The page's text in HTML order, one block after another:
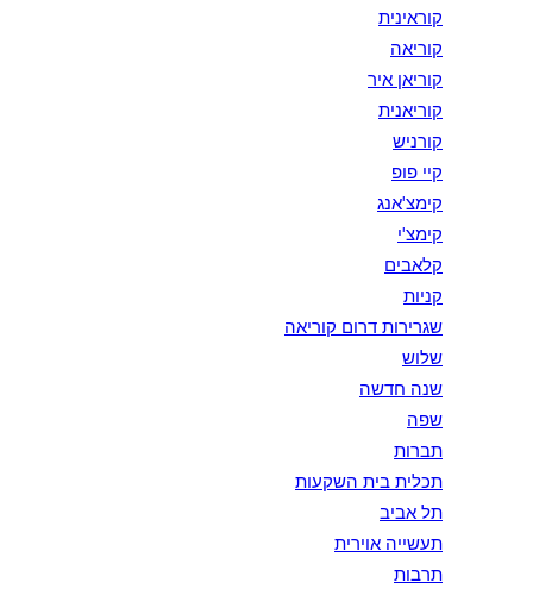
קוראינית
קוריאה
קוריאן איר
קוריאנית
קורניש
קיי פופ
קימצ'אנג
קימצ'י
קלאבים
קניות
שגרירות דרום קוריאה
שלוש
שנה חדשה
שפה
תברות
תכלית בית השקעות
תל אביב
תעשייה אוירית
תרבות